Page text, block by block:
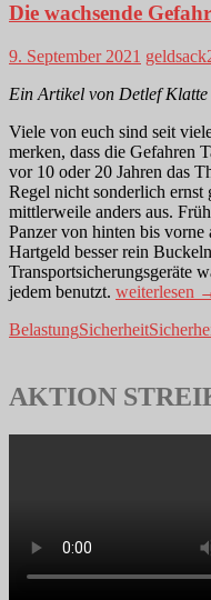
Die wachsende
9. September 2021
Ein Artikel von Detlef Klatte
Viele von euch sind seit
merken, dass die Gefahren
vor 10 oder 20 Jahren das
Regel nicht sonderlich ernst
mittlerweile anders aus.
Panzer von hinten bis
Hartgeld besser rein
Transportsicherungsgeräte
jedem benutzt. Die
Gefahr
und
Werttransport
weiterlesen
BelastungSicherheit
AKTION